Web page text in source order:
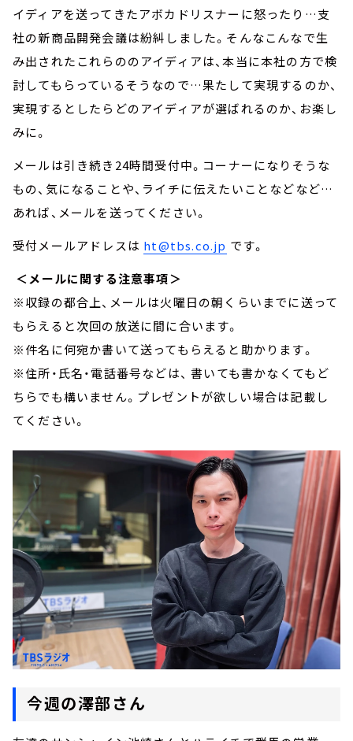
イディアを送ってきたアボカドリスナーに怒ったり…支
社の新商品開発会議は紛糾しました。そんなこんなで生
み出されたこれらののアイディアは、本当に本社の方で検
討してもらっているそうなので…果たして実現するのか、
実現するとしたらどのアイディアが選ばれるのか、お楽し
みに。
メールは引き続き24時間受付中。コーナーになりそうな
もの、気になることや、ライチに伝えたいことなどなど…
あれば、メールを送ってください。
受付メールアドレスは ht@tbs.co.jp です。
＜メールに関する注意事項＞
※収録の都合上、メールは火曜日の朝くらいまでに送って
もらえると次回の放送に間に合います。
※件名に何宛か書いて送ってもらえると助かります。
※住所・氏名・電話番号などは、 書いても書かなくてもど
ちらでも構いません。プレゼントが欲しい場合は記載し
てください。
今週の澤部さん